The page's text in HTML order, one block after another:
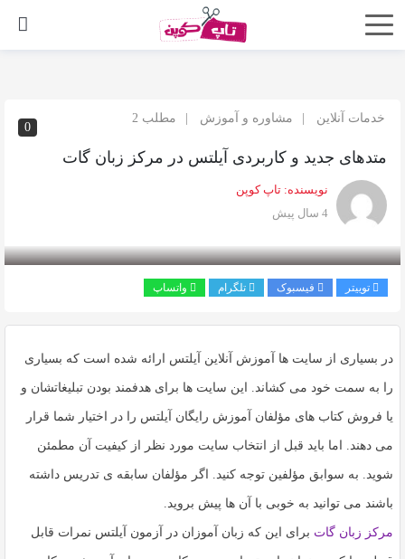
اشتراک
از
روش‌های
زیر
این
صفحه
دوستان
خود
به
لینک
0
خدمات آنلاین مشاوره و آموزش مطلب 2
متدهای جدید و کاربردی آیلتس در مرکز زبان گات
نویسنده: تاپ کوپن
4 سال پیش
توییتر فیسبوک تلگرام واتساپ
در بسیاری از سایت ها آموزش آنلاین آیلتس ارائه شده است که بسیاری
را به سمت خود می کشاند. این سایت ها برای هدفمند بودن تبلیغاتشان و
یا فروش کتاب های مؤلفان آموزش رایگان آیلتس را در اختیار شما قرار
می دهند. اما باید قبل از انتخاب سایت مورد نظر از کیفیت آن مطمئن
شوید. به سوابق مؤلفین توجه کنید. اگر مؤلفان سابقه ی تدریس داشته
باشند می توانید به خوبی با آن ها پیش بروید.
مرکز زبان گات برای این که زبان آموزان در آزمون آیلتس نمرات قابل